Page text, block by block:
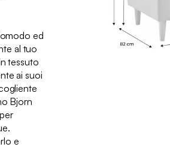
ed
al tuo
tessuto
ai suoi
Bjorn
e